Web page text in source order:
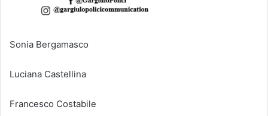
Sonia Bergamasco
Luciana Castellina
Francesco Costabile